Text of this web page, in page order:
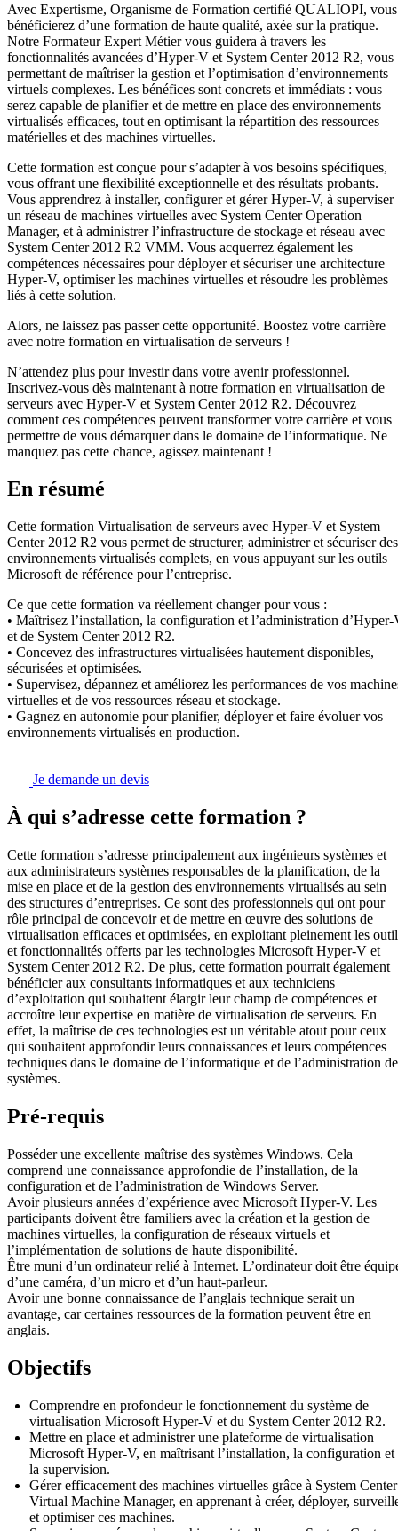
Avec Expertisme, Organisme de Formation certifié QUALIOPI, vous
bénéficierez d’une formation de haute qualité, axée sur la pratique.
Notre Formateur Expert Métier vous guidera à travers les
fonctionnalités avancées d’Hyper-V et System Center 2012 R2, vous
permettant de maîtriser la gestion et l’optimisation d’environnements
virtuels complexes. Les bénéfices sont concrets et immédiats : vous
serez capable de planifier et de mettre en place des environnements
virtualisés efficaces, tout en optimisant la répartition des ressources
matérielles et des machines virtuelles.
Cette formation est conçue pour s’adapter à vos besoins spécifiques,
vous offrant une flexibilité exceptionnelle et des résultats probants.
Vous apprendrez à installer, configurer et gérer Hyper-V, à superviser
un réseau de machines virtuelles avec System Center Operation
Manager, et à administrer l’infrastructure de stockage et réseau avec
System Center 2012 R2 VMM. Vous acquerrez également les
compétences nécessaires pour déployer et sécuriser une architecture
Hyper-V, optimiser les machines virtuelles et résoudre les problèmes
liés à cette solution.
Alors, ne laissez pas passer cette opportunité. Boostez votre carrière
avec notre formation en virtualisation de serveurs !
N’attendez plus pour investir dans votre avenir professionnel.
Inscrivez-vous dès maintenant à notre formation en virtualisation de
serveurs avec Hyper-V et System Center 2012 R2. Découvrez
comment ces compétences peuvent transformer votre carrière et vous
permettre de vous démarquer dans le domaine de l’informatique. Ne
manquez pas cette chance, agissez maintenant !
En résumé
Cette formation Virtualisation de serveurs avec Hyper-V et System
Center 2012 R2 vous permet de structurer, administrer et sécuriser des
environnements virtualisés complets, en vous appuyant sur les outils
Microsoft de référence pour l’entreprise.
Ce que cette formation va réellement changer pour vous :
• Maîtrisez l’installation, la configuration et l’administration
et de System Center 2012 R2.
• Concevez des infrastructures virtualisées hautement disponibles,
sécurisées et optimisées.
• Supervisez, dépannez et améliorez les performances de vos
virtuelles et de vos ressources réseau et stockage.
• Gagnez en autonomie pour planifier, déployer et faire évoluer vos
environnements virtualisés en production.
Je demande un devis
À qui s’adresse cette formation ?
Cette formation s’adresse principalement aux ingénieurs systèmes et
aux administrateurs systèmes responsables de la planification, de la
mise en place et de la gestion des environnements virtualisés au sein
des structures d’entreprises. Ce sont des professionnels qui ont pour
rôle principal de concevoir et de mettre en œuvre des solutions de
virtualisation efficaces et optimisées, en exploitant pleinement les
et fonctionnalités offerts par les technologies Microsoft Hyper-V et
System Center 2012 R2. De plus, cette formation pourrait également
bénéficier aux consultants informatiques et aux techniciens
d’exploitation qui souhaitent élargir leur champ de compétences et
accroître leur expertise en matière de virtualisation de serveurs. En
effet, la maîtrise de ces technologies est un véritable atout pour ceux
qui souhaitent approfondir leurs connaissances et leurs compétences
techniques dans le domaine de l’informatique et de l’administration de
systèmes.
Pré-requis
Posséder une excellente maîtrise des systèmes Windows. Cela
comprend une connaissance approfondie de l’installation, de la
configuration et de l’administration de Windows Server.
Avoir plusieurs années d’expérience avec Microsoft Hyper-V. Les
participants doivent être familiers avec la création et la gestion de
machines virtuelles, la configuration de réseaux virtuels et
l’implémentation de solutions de haute disponibilité.
Être muni d’un ordinateur relié à Internet. L’ordinateur doit être
d’une caméra, d’un micro et d’un haut-parleur.
Avoir une bonne connaissance de l’anglais technique serait un
avantage, car certaines ressources de la formation peuvent être en
anglais.
Objectifs
Comprendre en profondeur le fonctionnement du système de
virtualisation Microsoft Hyper-V et du System Center 2012 R2.
Mettre en place et administrer une plateforme de virtualisation
Microsoft Hyper-V, en maîtrisant l’installation, la configuration et
la supervision.
Gérer efficacement des machines virtuelles grâce à System Center
Virtual Machine Manager, en apprenant à créer, déployer,
et optimiser ces machines.